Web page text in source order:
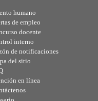
humano
de empleo
docente
interno
de notificaciones
del sitio
en línea